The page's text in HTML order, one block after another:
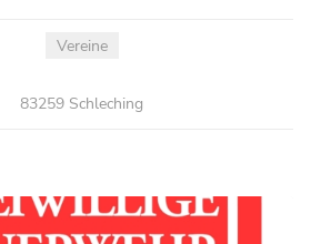
Vereine
83259 Schleching